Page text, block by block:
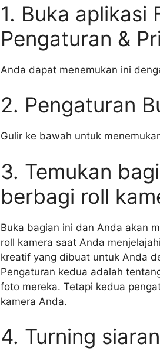
1. Buka aplikasi
Pengaturan &
Anda dapat menemukan ini
2. Pengaturan
Gulir ke bawah untuk
3. Temukan
berbagi roll
Buka bagian ini dan Anda akan
roll kamera saat Anda
kreatif yang dibuat untuk Anda
Pengaturan kedua adalah
foto mereka. Tetapi kedua
kamera Anda.
4. Turning siaran